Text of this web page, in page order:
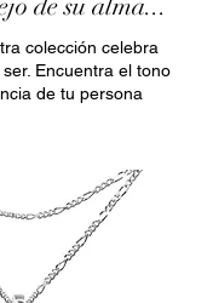
colección celebra
Encuentra el tono
de tu persona